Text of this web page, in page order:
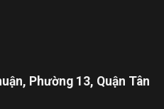
tài liệu quan trọng và chức
cho thông tin nhạy cảm của
Phường 13, Quận Tân